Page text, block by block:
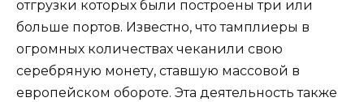
отгрузки которых были построены три или
больше портов. Известно, что тамплиеры в
огромных количествах чеканили свою
серебряную монету, ставшую массовой в
европейском обороте. Эта деятельность также